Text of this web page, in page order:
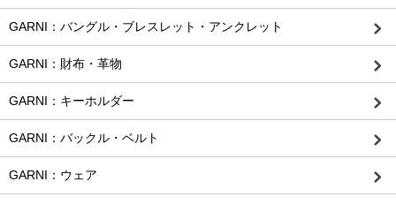
GARNI：バングル・ブレスレット・アンクレット
GARNI：財布・革物
GARNI：キーホルダー
GARNI：バックル・ベルト
GARNI：ウェア